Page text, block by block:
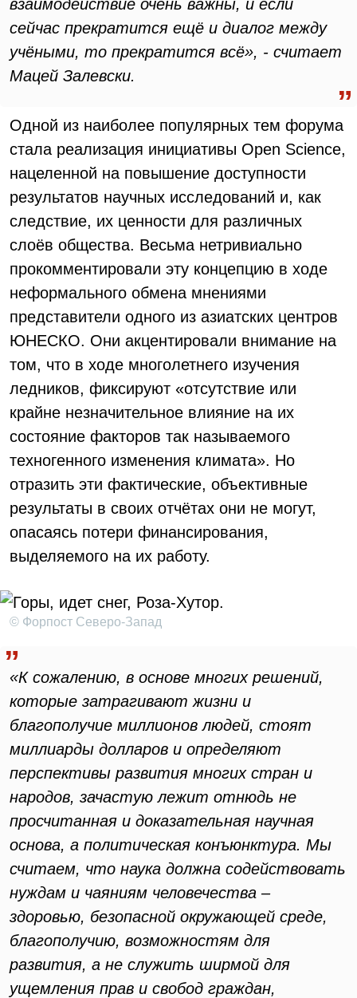
взаимодействие очень важны, и если
сейчас прекратится ещё и диалог между
учёными, то прекратится всё», - считает
Мацей Залевски.
Одной из наиболее популярных тем форума
стала реализация инициативы Open Science,
нацеленной на повышение доступности
результатов научных исследований и, как
следствие, их ценности для различных
слоёв общества. Весьма нетривиально
прокомментировали эту концепцию в ходе
неформального обмена мнениями
представители одного из азиатских центров
ЮНЕСКО. Они акцентировали внимание на
том, что в ходе многолетнего изучения
ледников, фиксируют «отсутствие или
крайне незначительное влияние на их
состояние факторов так называемого
техногенного изменения климата». Но
отразить эти фактические, объективные
результаты в своих отчётах они не могут,
опасаясь потери финансирования,
выделяемого на их работу.
© Форпост Северо-Запад
«К сожалению, в основе многих решений,
которые затрагивают жизни и
благополучие миллионов людей, стоят
миллиарды долларов и определяют
перспективы развития многих стран и
народов, зачастую лежит отнюдь не
просчитанная и доказательная научная
основа, а политическая конъюнктура. Мы
считаем, что наука должна содействовать
нуждам и чаяниям человечества –
здоровью, безопасной окружающей среде,
благополучию, возможностям для
развития, а не служить ширмой для
ущемления прав и свобод граждан,